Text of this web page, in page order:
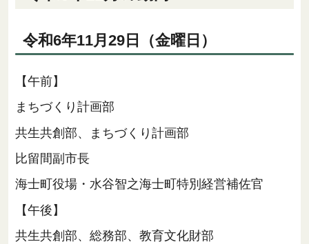
令和6年11月29日（金曜日）
【午前】
まちづくり計画部
共生共創部、まちづくり計画部
比留間副市長
海士町役場・水谷智之海士町特別経営補佐官
【午後】
共生共創部、総務部、教育文化財部